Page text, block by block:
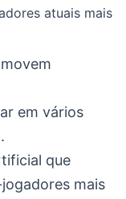
atuais mais
em vários
que
mais